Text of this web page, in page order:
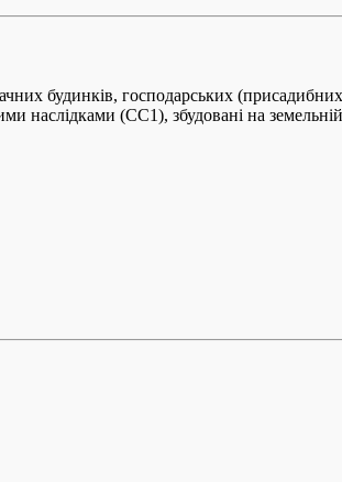
будинків, господарських (присадибних)
наслідками (СС1), збудовані на